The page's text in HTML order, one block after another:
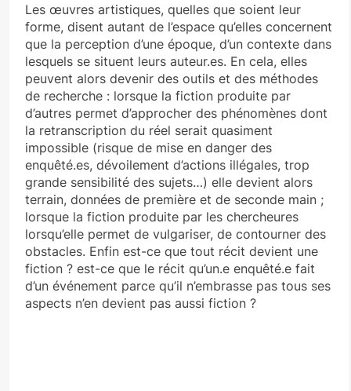
Les œuvres artistiques, quelles que soient leur
forme, disent autant de l’espace qu’elles concernent
que la perception d’une époque, d’un contexte dans
lesquels se situent leurs auteur.es. En cela, elles
peuvent alors devenir des outils et des méthodes
de recherche : lorsque la fiction produite par
d’autres permet d’approcher des phénomènes dont
la retranscription du réel serait quasiment
impossible (risque de mise en danger des
enquêté.es, dévoilement d’actions illégales, trop
grande sensibilité des sujets…) elle devient alors
terrain, données de première et de seconde main ;
lorsque la fiction produite par les chercheures
lorsqu’elle permet de vulgariser, de contourner des
obstacles. Enfin est-ce que tout récit devient une
fiction ? est-ce que le récit qu’un.e enquêté.e fait
d’un événement parce qu’il n’embrasse pas tous ses
aspects n’en devient pas aussi fiction ?